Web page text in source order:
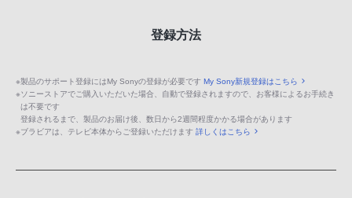
登録方法
※製品のサポート登録にはMy Sonyの登録が必要です My Sony新規登録はこちら
※ソニーストアでご購入いただいた場合、自動で登録されますので、お客様によるお手続き
は不要です
登録されるまで、製品のお届け後、数日から2週間程度かかる場合があります
※ブラビアは、テレビ本体からご登録いただけます 詳しくはこちら